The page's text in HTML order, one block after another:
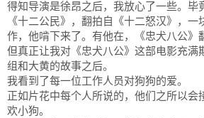
得知导演是徐昂之后，我放心了一些。毕
《十二公民》，翻拍自《十二怒汉》，一
作，他啃下来了。有他在，《忠犬八公》
但真正让我对《忠犬八公》这部电影充满
组和大黄的故事之后。
我看到了每一位工作人员对狗狗的爱。
正如片花中每个人所说的，他们之所以会
欢小狗。